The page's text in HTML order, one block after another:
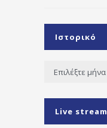
Ιστορικό
Ιστορικό
Live stream